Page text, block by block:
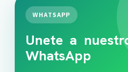
WHATSAPP
Unete a
WhatsApp